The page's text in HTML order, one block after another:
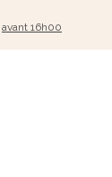
avant 16h00